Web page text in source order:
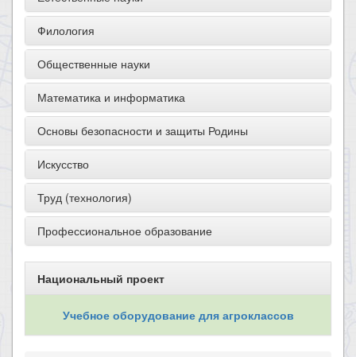
Филология
Общественные науки
Математика и информатика
Основы безопасности и защиты Родины
Искусство
Труд (технология)
Профессиональное образование
Национальный проект
Учебное оборудование для агроклассов